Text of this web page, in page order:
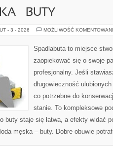
– BUTY
- 3 - 2026 MOŻLIWOŚĆ
Spadlabuta to miejsce
zaopiekować się o swoje
profesjonalny. Jeśli
długowieczność
co potrzebne do
stanie. To kompleksowe
buty staje się łatwa, a efekty widać
męska – buty. Dobre obuwie